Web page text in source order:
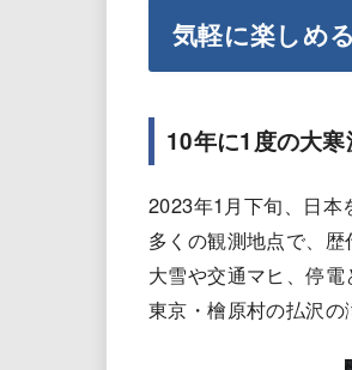
気軽に楽しめ
10年に1度の大
2023年1月下旬、日本
多くの観測地点で、歴
大雪や交通マヒ、停
東京・檜原村の払沢の